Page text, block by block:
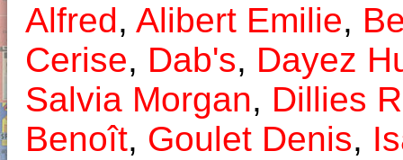
Alfred, Alibert Emilie,
Cerise, Dab's, Dayez
Salvia Morgan, Dillies
Benoît, Goulet Denis,